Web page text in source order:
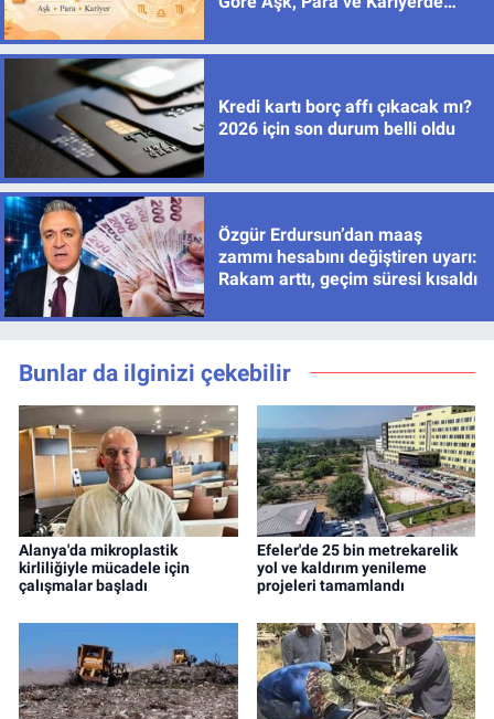
Kredi kartı borç affı çıkacak mı?
2026 için son durum belli oldu
Özgür Erdursun’dan maaş
zammı hesabını değiştiren uyarı:
Rakam arttı, geçim süresi kısaldı
Bunlar da ilginizi çekebilir
Alanya'da mikroplastik
kirliliğiyle mücadele için
çalışmalar başladı
Efeler'de 25 bin metrekarelik
yol ve kaldırım yenileme
projeleri tamamlandı